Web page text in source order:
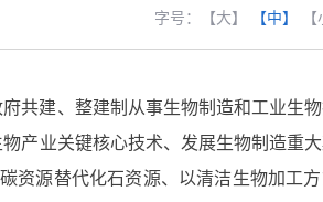
字号： 【大】 【中】
共建、整建制从事生物制造和工业生
产业关键核心技术、发展生物制造重
资源替代化石资源、以清洁生物加工